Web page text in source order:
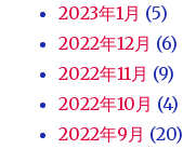
2023年1月 (5)
2022年12月 (6)
2022年11月 (9)
2022年10月 (4)
2022年9月 (20)